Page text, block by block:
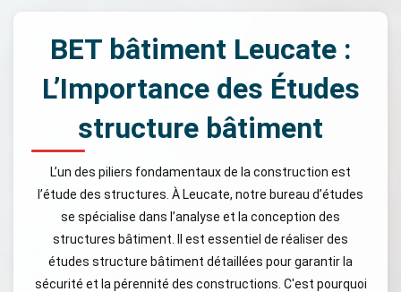
BET bâtiment Leucate :
L’Importance des Études
structure bâtiment
L’un des piliers fondamentaux de la construction est
l’étude des structures. À Leucate, notre bureau d’études
se spécialise dans l’analyse et la conception des
structures bâtiment. Il est essentiel de réaliser des
études structure bâtiment détaillées pour garantir la
sécurité et la pérennité des constructions. C'est pourquoi